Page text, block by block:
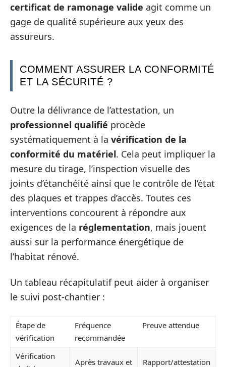
certificat de ramonage valide agit comme un
gage de qualité supérieure aux yeux des
assureurs.
COMMENT ASSURER LA CONFORMITÉ
ET LA SÉCURITÉ ?
Outre la délivrance de l’attestation, un
professionnel qualifié procède
systématiquement à la vérification de la
conformité du matériel. Cela peut impliquer la
mesure du tirage, l’inspection visuelle des
joints d’étanchéité ainsi que le contrôle de l’état
des plaques et trappes d’accès. Toutes ces
interventions concourent à répondre aux
exigences de la réglementation, mais jouent
aussi sur la performance énergétique de
l’habitat rénové.
Un tableau récapitulatif peut aider à organiser
le suivi post-chantier :
Étape de
vérification
Fréquence
recommandée
Preuve attendue
Vérification
Après travaux et Rapport/attestation